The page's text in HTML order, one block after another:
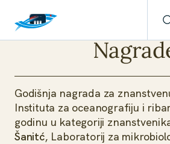
Godišnja nagrada za
Instituta za oceanografiju i
godinu u kategoriji
Šanitć, Laboratorij za